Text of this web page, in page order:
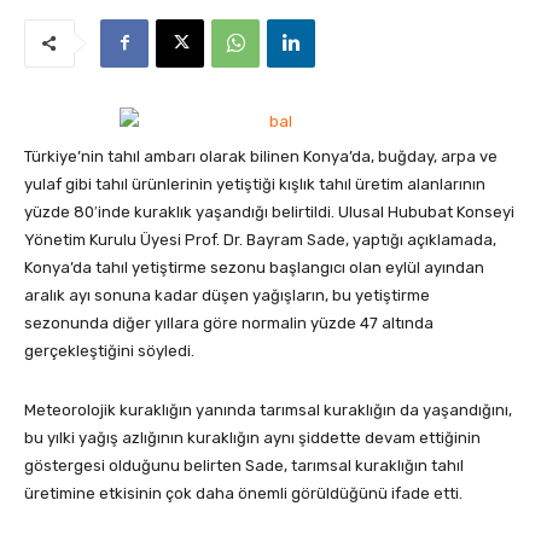
Türkiye’nin tahıl ambarı olarak bilinen Konya’da, buğday, arpa ve
yulaf gibi tahıl ürünlerinin yetiştiği kışlık tahıl üretim alanlarının
yüzde 80′inde kuraklık yaşandığı belirtildi. Ulusal Hububat Konseyi
Yönetim Kurulu Üyesi Prof. Dr. Bayram Sade, yaptığı açıklamada,
Konya’da tahıl yetiştirme sezonu başlangıcı olan eylül ayından
aralık ayı sonuna kadar düşen yağışların, bu yetiştirme
sezonunda diğer yıllara göre normalin yüzde 47 altında
gerçekleştiğini söyledi.
Meteorolojik kuraklığın yanında tarımsal kuraklığın da yaşandığını,
bu yılki yağış azlığının kuraklığın aynı şiddette devam ettiğinin
göstergesi olduğunu belirten Sade, tarımsal kuraklığın tahıl
üretimine etkisinin çok daha önemli görüldüğünü ifade etti.